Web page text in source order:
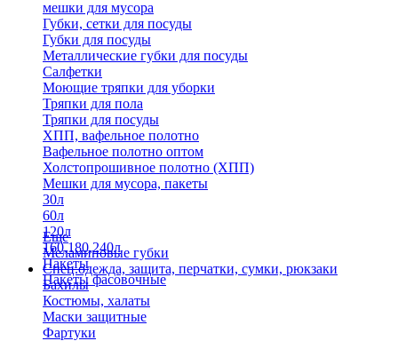
мешки для мусора
Губки, сетки для посуды
Губки для посуды
Металлические губки для посуды
Салфетки
Моющие тряпки для уборки
Тряпки для пола
Тряпки для посуды
ХПП, вафельное полотно
Вафельное полотно оптом
Холстопрошивное полотно (ХПП)
Мешки для мусора, пакеты
30л
60л
120л
160,180,240л
Пакеты
Пакеты фасовочные
Еще
Меламиновые губки
Спец.одежда, защита, перчатки, сумки, рюкзаки
Бахилы
Костюмы, халаты
Маски защитные
Фартуки